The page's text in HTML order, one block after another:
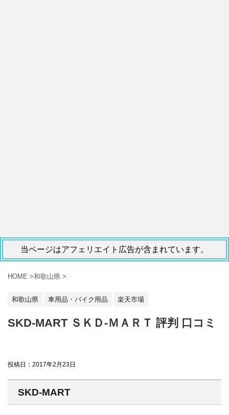
当ページはアフェリエイト広告が含まれています。
HOME >和歌山県 >
和歌山県 車用品・バイク用品 楽天市場
SKD-MART ＳＫＤ‐ＭＡＲＴ 評判 口コミ
投稿日： 2017年2月23日
SKD-MART